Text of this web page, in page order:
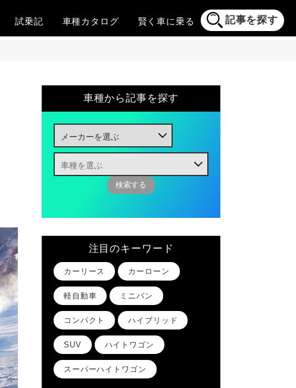
試乗記 車種カタログ 賢く車に乗る 記事を探す
車種から記事を探す
注目のキーワード
カーリース カーローン
軽自動車 ミニバン
コンパクト ハイブリッド
SUV ハイトワゴン
スーパーハイトワゴン